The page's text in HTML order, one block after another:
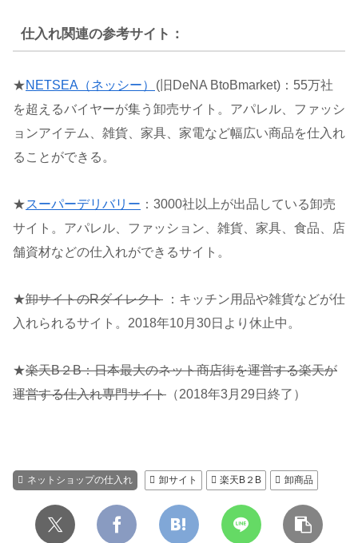
仕入れ関連の参考サイト：
★NETSEA（ネッシー）
(旧DeNA BtoBmarket)：55万社
を超えるバイヤーが集う卸売サイト。アパレル、ファッシ
ョンアイテム、雑貨、家具、家電など幅広い商品を仕入れ
ることができる。
★スーパーデリバリー ：3000社以上が出品している卸売
サイト。アパレル、ファッション、雑貨、家具、食品、店
舗資材などの仕入れができるサイト。
★卸サイトのRダイレクト ：キッチン用品や雑貨などが仕
入れられるサイト。2018年10月30日より休止中。
★楽天B２B：日本最大のネット商店街を運営する楽天が
運営する仕入れ専門サイト （2018年3月29日終了）
ネットショップの仕入れ 卸サイト 楽天B２B 卸商品